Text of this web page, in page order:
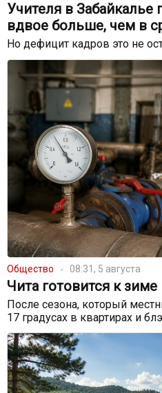
Учителя в Забайкалье
вдвое больше, чем в
Но дефицит кадров это не
Общество 08:31, 5 августа
Чита готовится к зиме
После сезона, который
17 градусах в квартирах и